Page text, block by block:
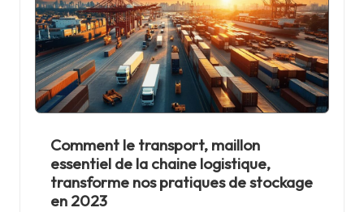
Comment le transport, maillon
essentiel de la chaine logistique,
transforme nos pratiques de stockage
en 2023